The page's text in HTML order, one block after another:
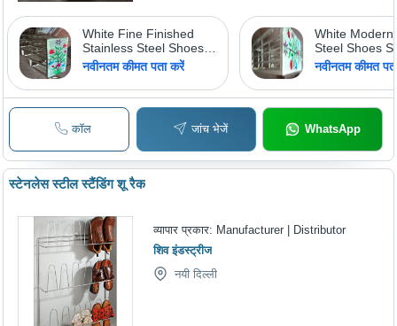
White Fine Finished
Stainless Steel Shoes
Stand
नवीनतम कीमत पता करें
White Modern
Steel Shoes
नवीनतम कीमत
कॉल जांच भेजें WhatsApp
स्टेनलेस स्टील स्टैंडिंग शू रैक
व्यापार प्रकार: Manufacturer | Distributor
शिव इंडस्ट्रीज
नयी दिल्ली